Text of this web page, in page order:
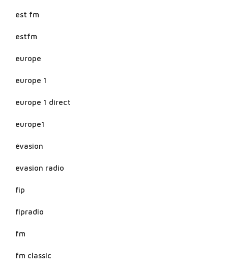
est fm
estfm
europe
europe 1
europe 1 direct
europe1
évasion
evasion radio
fip
fipradio
fm
fm classic